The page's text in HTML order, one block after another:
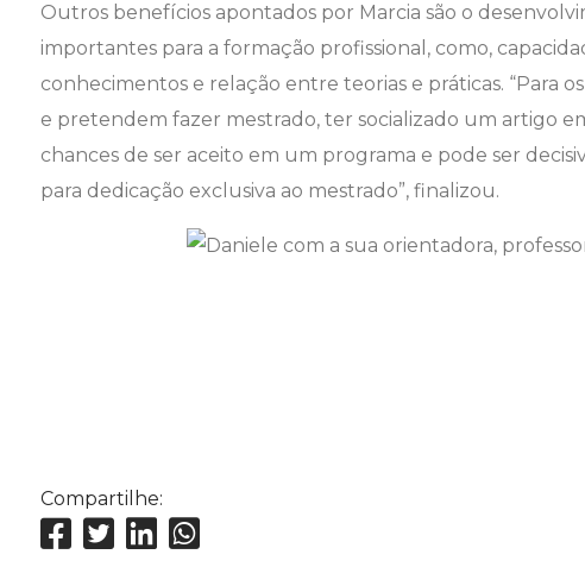
Outros benefícios apontados por Marcia são o
importantes para a formação profissional, como,
conhecimentos e relação entre teorias e práticas. “Para
e pretendem fazer mestrado, ter socializado um artigo
chances de ser aceito em um programa e pode ser
para dedicação exclusiva ao mestrado”, finalizou.
Compartilhe: